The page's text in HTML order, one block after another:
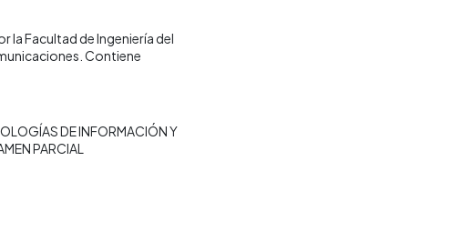
la Facultad de Ingeniería del
Contiene
DE INFORMACIÓN Y
PARCIAL